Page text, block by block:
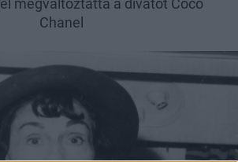
megváltoztatta a divatot Coco
Chanel